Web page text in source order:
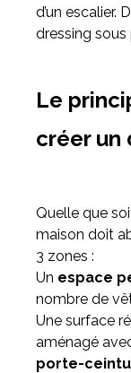
d’un escalier.
dressing sous
Le
créer un
Quelle que
maison doit
3 zones :
Un espace
nombre de
Une surface
aménagé
porte-